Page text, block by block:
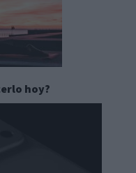
hoy?